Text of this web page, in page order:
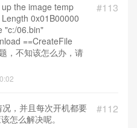
#113
the image temp
0x01B00000
"c:/06.bin"
==CreateFile
，不知该怎么办，请
#112
，并且每次开机都要
怎么解决呢。